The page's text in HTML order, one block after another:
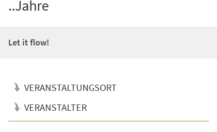
..Jahre
Let it flow!
VERANSTALTUNGSORT
VERANSTALTER